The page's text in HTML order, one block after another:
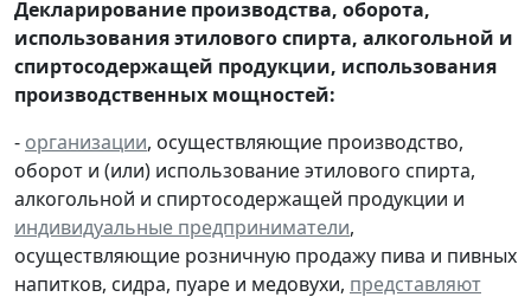
Декларирование производства, оборота,
использования этилового спирта, алкогольной и
спиртосодержащей продукции, использования
производственных мощностей:
- организации, осуществляющие производство,
оборот и (или) использование этилового спирта,
алкогольной и спиртосодержащей продукции и
индивидуальные предприниматели,
осуществляющие розничную продажу пива и пивных
напитков, сидра, пуаре и медовухи, представляют